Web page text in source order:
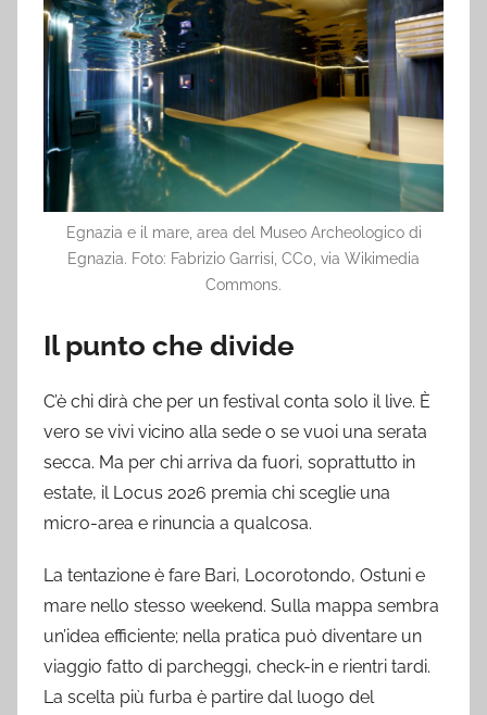
Egnazia e il mare, area del Museo Archeologico di
Egnazia. Foto: Fabrizio Garrisi, CC0, via Wikimedia
Commons.
Il punto che divide
C’è chi dirà che per un festival conta solo il live. È
vero se vivi vicino alla sede o se vuoi una serata
secca. Ma per chi arriva da fuori, soprattutto in
estate, il Locus 2026 premia chi sceglie una
micro-area e rinuncia a qualcosa.
La tentazione è fare Bari, Locorotondo, Ostuni e
mare nello stesso weekend. Sulla mappa sembra
un’idea efficiente; nella pratica può diventare un
viaggio fatto di parcheggi, check-in e rientri tardi.
La scelta più furba è partire dal luogo del